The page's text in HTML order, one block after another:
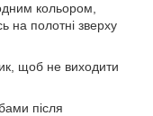
кольором,
на полотні зверху
щоб не виходити
після